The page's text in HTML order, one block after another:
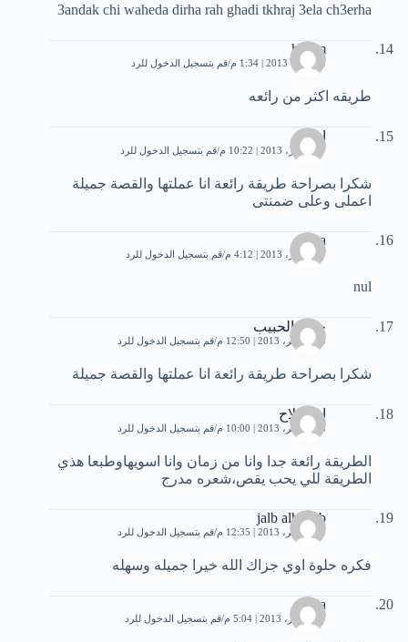
3andak chi waheda dirha rah ghadi tkhraj 3ela ch3erha
hatem
8 أكتوبر، 2013 | 1:34 م قم بتسجيل الدخول للرد
طريقه اكثر من رائعه
اريج
17 أكتوبر، 2013 | 10:22 م قم بتسجيل الدخول للرد
شكرا بصراحة طريقة رائعة انا عملتها والقصة جميلة
اعملى وعلى ضمنتى
nana
19 أكتوبر، 2013 | 4:12 م قم بتسجيل الدخول للرد
nul
جلب الحبيب
10 نوفمبر، 2013 | 12:50 م قم بتسجيل الدخول للرد
شكرا بصراحة طريقة رائعة انا عملتها والقصة جميلة
ام صلاح
18 نوفمبر، 2013 | 10:00 م قم بتسجيل الدخول للرد
الطريقة رائعة جدا وانا من زمان وانا اسويهاوطبعا هذي
الطريقة للي يحب يقص،شعره مدرج
jalb alhabeb
20 نوفمبر، 2013 | 12:35 م قم بتسجيل الدخول للرد
فكره حلوة اوي جزاك الله خيرا جميله وسهله
maria
7 ديسمبر، 2013 | 5:04 م قم بتسجيل الدخول للرد